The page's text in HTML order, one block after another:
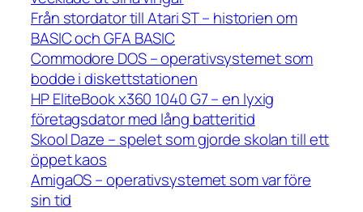
Från stordator till Atari ST – historien om
BASIC och GFA BASIC
Commodore DOS – operativsystemet som
bodde i diskettstationen
HP EliteBook x360 1040 G7 – en lyxig
företagsdator med lång batteritid
Skool Daze – spelet som gjorde skolan till ett
öppet kaos
AmigaOS – operativsystemet som var före
sin tid